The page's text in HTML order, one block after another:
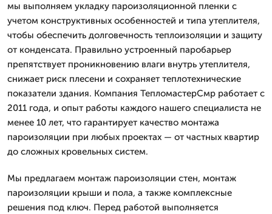
мы выполняем укладку пароизоляционной пленки с
учетом конструктивных особенностей и типа утеплителя,
чтобы обеспечить долговечность теплоизоляции и защиту
от конденсата. Правильно устроенный паробарьер
препятствует проникновению влаги внутрь утеплителя,
снижает риск плесени и сохраняет теплотехнические
показатели здания. Компания ТепломастерСмр работает с
2011 года, и опыт работы каждого нашего специалиста не
менее 10 лет, что гарантирует качество монтажа
пароизоляции при любых проектах — от частных квартир
до сложных кровельных систем.
Мы предлагаем монтаж пароизоляции стен, монтаж
пароизоляции крыши и пола, а также комплексные
решения под ключ. Перед работой выполняется